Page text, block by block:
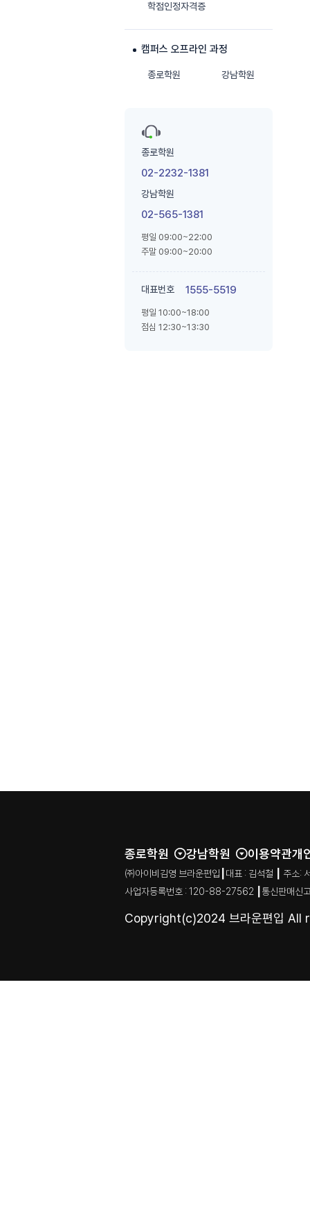
학점인정자격증
캠퍼스 오프라인 과정
종로학원 강남학원
종로학원
02-2232-1381
강남학원
02-565-1381
평일 09:00~22:00
주말 09:00~20:00
대표번호 1555-5519
평일 10:00~18:00
점심 12:30~13:30
종로학원 강남학원 이용약관개
㈜아이비김영 브라운편입┃대표 : 김석철 ┃ 주
사업자등록번호 : 120-88-27562 ┃통신판매신
Copyright(c)2024 브라운편입